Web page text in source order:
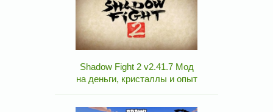
Shadow Fight 2 v2.41.7 Мод
на деньги, кристаллы и опыт